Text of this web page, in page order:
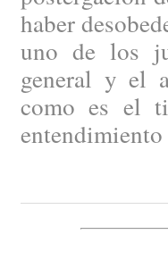
haber
uno de los
general y el
como es el